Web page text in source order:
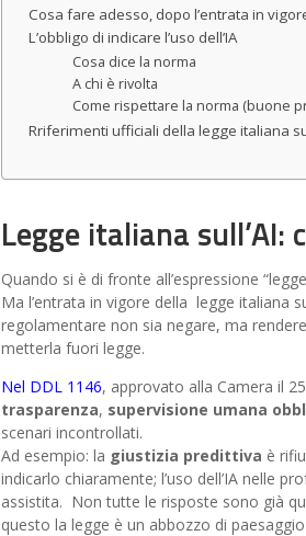
Cosa fare adesso, dopo l’entrata in
L’obbligo di indicare l’uso dell’IA
Cosa dice la norma
A chi è rivolta
Come rispettare la norma (buone
Rriferimenti ufficiali della legge italiana
Legge italiana
Quando si è di fronte all’espressione
Ma l’entrata in vigore della legge italiana
regolamentare non sia negare, ma
metterla fuori legge.
Nel DDL 1146, approvato alla Camera il
trasparenza, supervisione umana
scenari incontrollati.
Ad esempio: la giustizia predittiva è
indicarlo chiaramente; l’uso dell’IA nelle
assistita. Non tutte le risposte sono già
questo la legge è un abbozzo di